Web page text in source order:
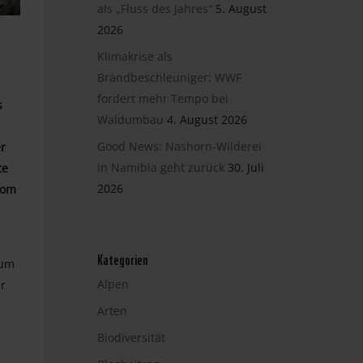
als „Fluss des Jahres“ 5. August
2026
Klimakrise als
Brandbeschleuniger: WWF
fordert mehr Tempo bei
Waldumbau 4. August 2026
Good News: Nashorn-Wilderei
in Namibia geht zurück 30. Juli
2026
Kategorien
Alpen
Arten
Biodiversität